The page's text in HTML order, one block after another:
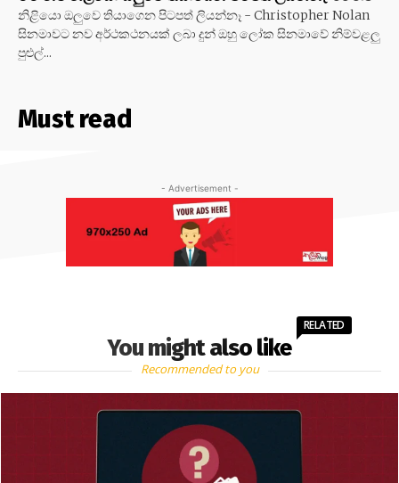
නිළියො ඔලුවෙ තියාගෙන පිටපත් ලියන්නෑ - Christopher Nolan
සිනමාවට නව අර්ථකථනයක් ලබා දුන් ඔහු ලෝක සිනමාවේ නිම්වළලු
පුළුල්...
Must read
- Advertisement -
You might also like
RELATED
Recommended to you